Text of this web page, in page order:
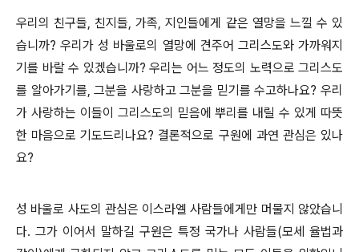
우리의 친구들, 친지들, 가족, 지인들에게 같은 열망을 느낄 수 있
습니까? 우리가 성 바울로의 열망에 견주어 그리스도와 가까워지
기를 바랄 수 있겠습니까? 우리는 어느 정도의 노력으로 그리스도
를 알아가기를, 그분을 사랑하고 그분을 믿기를 수고하나요? 우리
가 사랑하는 이들이 그리스도의 믿음에 뿌리를 내릴 수 있게 따뜻
한 마음으로 기도드리나요? 결론적으로 구원에 과연 관심은 있나
요?
성 바울로 사도의 관심은 이스라엘 사람들에게만 머물지 않았습니
다. 그가 이어서 말하길 구원은 특정 국가나 사람들(모세 율법과